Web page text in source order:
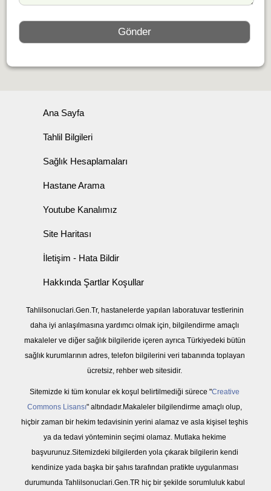
Ana Sayfa
Tahlil Bilgileri
Sağlık Hesaplamaları
Hastane Arama
Youtube Kanalımız
Site Haritası
İletişim - Hata Bildir
Hakkında Şartlar Koşullar
Tahlilsonuclari.Gen.Tr, hastanelerde yapılan laboratuvar testlerinin
daha iyi anlaşılmasına yardımcı olmak için, bilgilendirme amaçlı
makaleler ve diğer sağlık bilgileride içeren ayrıca Türkiyedeki bütün
sağlık kurumlarının adres, telefon bilgilerini veri tabanında toplayan
ücretsiz, rehber web sitesidir.
Sitemizde ki tüm konular ek koşul belirtilmediği sürece "Creative
Commons Lisansı" altındadır.Makaleler bilgilendirme amaçlı olup,
hiçbir zaman bir hekim tedavisinin yerini alamaz ve asla kişisel teşhis
ya da tedavi yönteminin seçimi olamaz. Mutlaka hekime
başvurunuz.Sitemizdeki bilgilerden yola çıkarak bilgilerin kendi
kendinize yada başka bir şahıs tarafından pratikte uygulanması
durumunda Tahlilsonuclari.Gen.TR hiç bir şekilde sorumluluk kabul